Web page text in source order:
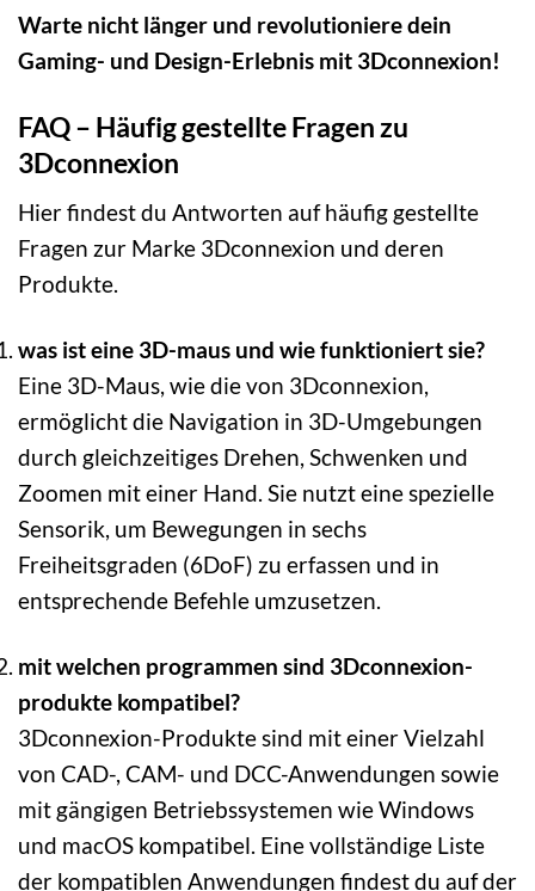
Warte nicht länger und revolutioniere dein
Gaming- und Design-Erlebnis mit 3Dconnexion!
FAQ – Häufig gestellte Fragen zu
3Dconnexion
Hier findest du Antworten auf häufig gestellte
Fragen zur Marke 3Dconnexion und deren
Produkte.
was ist eine 3D-maus und wie funktioniert sie?
Eine 3D-Maus, wie die von 3Dconnexion,
ermöglicht die Navigation in 3D-Umgebungen
durch gleichzeitiges Drehen, Schwenken und
Zoomen mit einer Hand. Sie nutzt eine spezielle
Sensorik, um Bewegungen in sechs
Freiheitsgraden (6DoF) zu erfassen und in
entsprechende Befehle umzusetzen.
mit welchen programmen sind 3Dconnexion-
produkte kompatibel?
3Dconnexion-Produkte sind mit einer Vielzahl
von CAD-, CAM- und DCC-Anwendungen sowie
mit gängigen Betriebssystemen wie Windows
und macOS kompatibel. Eine vollständige Liste
der kompatiblen Anwendungen findest du auf der